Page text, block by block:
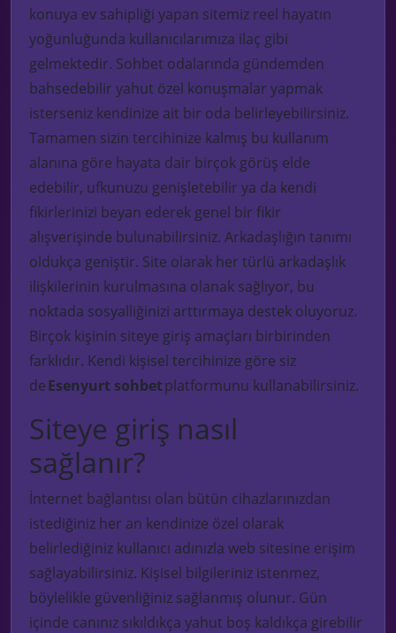
konuya ev sahipliği yapan sitemiz reel hayatın
yoğunluğunda kullanıcılarımıza ilaç gibi
gelmektedir. Sohbet odalarında gündemden
bahsedebilir yahut özel konuşmalar yapmak
isterseniz kendinize ait bir oda belirleyebilirsiniz.
Tamamen sizin tercihinize kalmış bu kullanım
alanına göre hayata dair birçok görüş elde
edebilir, ufkunuzu genişletebilir ya da kendi
fikirlerinizi beyan ederek genel bir fikir
alışverişinde bulunabilirsiniz. Arkadaşlığın tanımı
oldukça geniştir. Site olarak her türlü arkadaşlık
ilişkilerinin kurulmasına olanak sağlıyor, bu
noktada sosyalliğinizi arttırmaya destek oluyoruz.
Birçok kişinin siteye giriş amaçları birbirinden
farklıdır. Kendi kişisel tercihinize göre siz
deEsenyurt sohbetplatformunu kullanabilirsiniz.
Siteye giriş nasıl
sağlanır?
İnternet bağlantısı olan bütün cihazlarınızdan
istediğiniz her an kendinize özel olarak
belirlediğiniz kullanıcı adınızla web sitesine erişim
sağlayabilirsiniz. Kişisel bilgileriniz istenmez,
böylelikle güvenliğiniz sağlanmış olunur. Gün
içinde canınız sıkıldıkça yahut boş kaldıkça girebilir